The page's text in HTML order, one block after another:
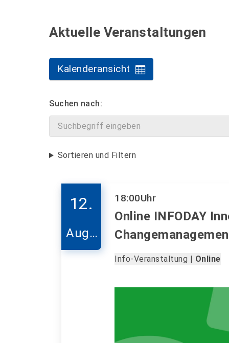
Aktuelle Veranstaltungen
Kalenderansicht
Suchen nach:
Sortieren und Filtern
12.
Augu
st
18:00Uhr
Online INFODAY
Info-Veranstaltung | Online